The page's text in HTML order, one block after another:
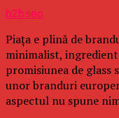
b2bseo
Piața e plină de
minimalist,
promisiunea de glass
unor branduri
aspectul nu spune